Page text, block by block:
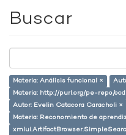
Buscar
Materia: Análisis funcional ×
Materia: http://purl.org/pe-repo/
Autor: Evelin Catacora Caracholi ×
Materia: Reconomiento de